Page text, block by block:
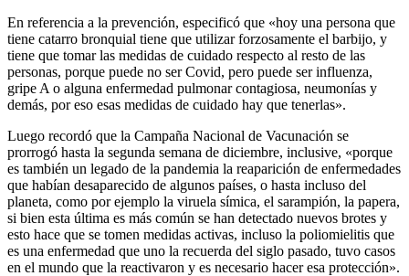
En referencia a la prevención, especificó que «hoy una persona que
tiene catarro bronquial tiene que utilizar forzosamente el barbijo, y
tiene que tomar las medidas de cuidado respecto al resto de las
personas, porque puede no ser Covid, pero puede ser influenza,
gripe A o alguna enfermedad pulmonar contagiosa, neumonías y
demás, por eso esas medidas de cuidado hay que tenerlas».
Luego recordó que la Campaña Nacional de Vacunación se
prorrogó hasta la segunda semana de diciembre, inclusive, «porque
es también un legado de la pandemia la reaparición de enfermedades
que habían desaparecido de algunos países, o hasta incluso del
planeta, como por ejemplo la viruela símica, el sarampión, la papera,
si bien esta última es más común se han detectado nuevos brotes y
esto hace que se tomen medidas activas, incluso la poliomielitis que
es una enfermedad que uno la recuerda del siglo pasado, tuvo casos
en el mundo que la reactivaron y es necesario hacer esa protección».